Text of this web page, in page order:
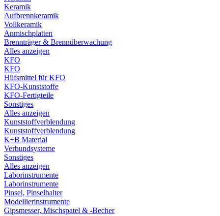
Keramik
Aufbrennkeramik
Vollkeramik
Anmischplatten
Brennträger & Brennüberwachung
Alles anzeigen
KFO
KFO
Hilfsmittel für KFO
KFO-Kunststoffe
KFO-Fertigteile
Sonstiges
Alles anzeigen
Kunststoffverblendung
Kunststoffverblendung
K+B Material
Verbundsysteme
Sonstiges
Alles anzeigen
Laborinstrumente
Laborinstrumente
Pinsel, Pinselhalter
Modellierinstrumente
Gipsmesser, Mischspatel & -Becher